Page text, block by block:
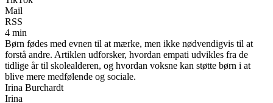
Mail
RSS
4 min
Børn fødes med evnen til at mærke, men ikke nødvendigvis til at
forstå andre. Artiklen udforsker, hvordan empati udvikles fra de
tidlige år til skolealderen, og hvordan voksne kan støtte børn i at
blive mere medfølende og sociale.
Irina Burchardt
Irina